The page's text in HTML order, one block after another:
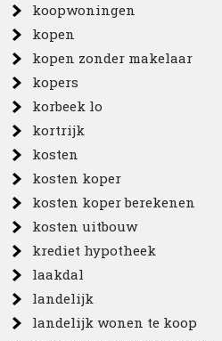
koopwoningen
kopen
kopen zonder makelaar
kopers
korbeek lo
kortrijk
kosten
kosten koper
kosten koper berekenen
kosten uitbouw
krediet hypotheek
laakdal
landelijk
landelijk wonen te koop